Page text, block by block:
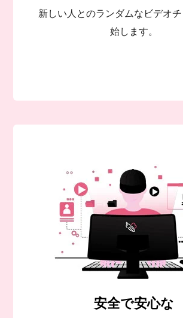
新しい人とのランダムなビデオ
始します。
安全で安心な